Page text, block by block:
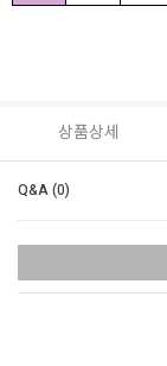
상품상세
Q&A (0)